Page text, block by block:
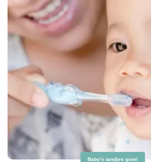
Baby's tandjes groei